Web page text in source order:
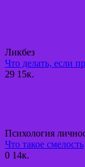
Ликбез
Что делать, если
29 15к.
Психология
Что такое смелость
0 14к.